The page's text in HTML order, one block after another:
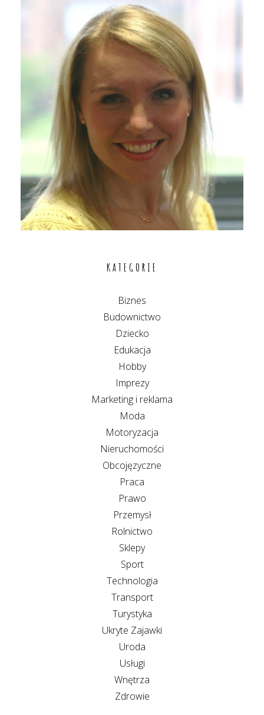
KATEGORIE
Biznes
Budownictwo
Dziecko
Edukacja
Hobby
Imprezy
Marketing i reklama
Moda
Motoryzacja
Nieruchomości
Obcojęzyczne
Praca
Prawo
Przemysł
Rolnictwo
Sklepy
Sport
Technologia
Transport
Turystyka
Ukryte Zajawki
Uroda
Usługi
Wnętrza
Zdrowie